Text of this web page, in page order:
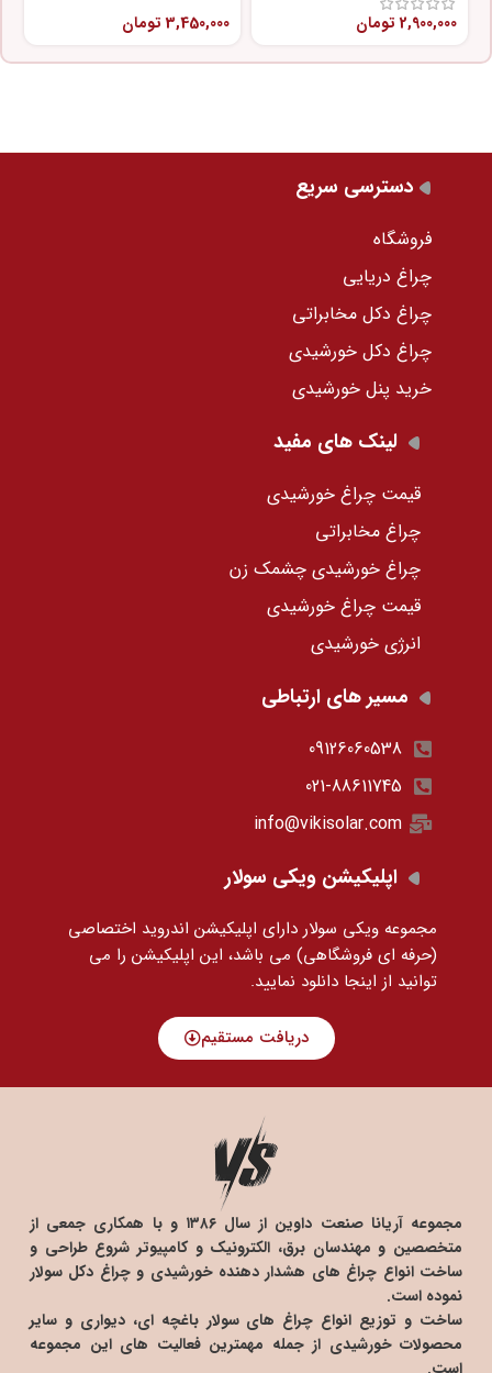
2,900,000 تومان
3,450,000 تومان
دسترسی سریع
فروشگاه
چراغ دریایی
چراغ دکل مخابراتی
چراغ دکل خورشیدی
خرید پنل خورشیدی
لینک های مفید
قیمت چراغ خورشیدی
چراغ مخابراتی
چراغ خورشیدی چشمک زن
قیمت چراغ خورشیدی
انرژی خورشیدی
مسیر های ارتباطی
09126060538
021-88611745
info@vikisolar.com
اپلیکیشن ویکی سولار
مجموعه ویکی سولار دارای اپلیکیشن اندروید اختصاصی
(حرفه ای فروشگاهی) می باشد، این اپلیکیشن را می
توانید از اینجا دانلود نمایید.
دریافت مستقیم
مجموعه آریانا صنعت داوین از سال ۱۳۸۶ و با همکاری جمعی از
متخصصین و مهندسان برق، الکترونیک و کامپیوتر شروع طراحی و
ساخت انواع چراغ های هشدار دهنده خورشیدی و چراغ دکل سولار
نموده است.
ساخت و توزیع انواع چراغ های سولار باغچه ای، دیواری و سایر
محصولات خورشیدی از جمله مهمترین فعالیت های این مجموعه